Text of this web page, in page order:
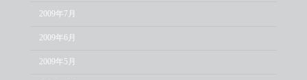
2009年7月
2009年6月
2009年5月